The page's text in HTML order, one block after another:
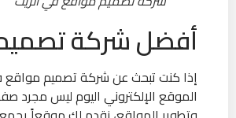
أفضل شركة
إذا كنت تبحث عن شركة تصميم مواقع في
الموقع الإلكتروني اليوم ليس مجرد